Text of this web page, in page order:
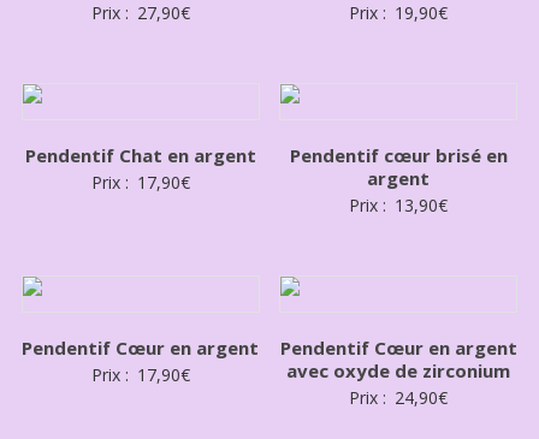
Prix : 27,90€ Prix : 19,90€
Pendentif Chat en argent
Prix : 17,90€
Pendentif cœur brisé en
argent
Prix : 13,90€
Pendentif Cœur en argent
Prix : 17,90€
Pendentif Cœur en argent
avec oxyde de zirconium
Prix : 24,90€